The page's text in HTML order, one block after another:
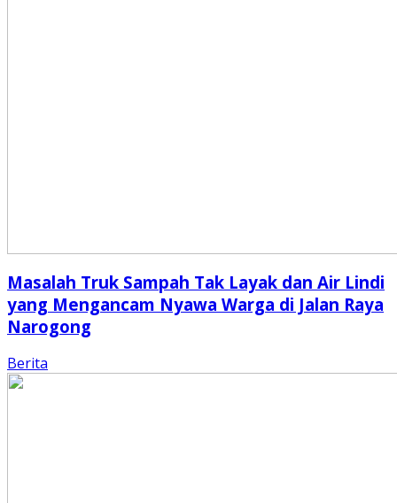
Masalah Truk Sampah Tak Layak dan Air Lindi
yang Mengancam Nyawa Warga di Jalan Raya
Narogong
Berita